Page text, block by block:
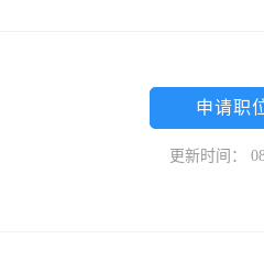
申请职
更新时间：